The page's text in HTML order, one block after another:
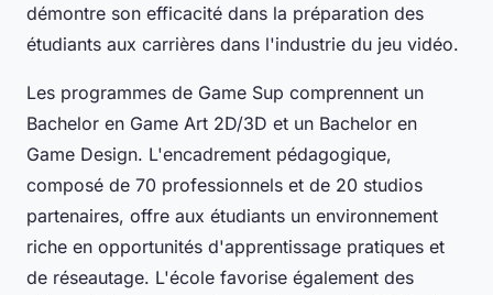
démontre son efficacité dans la préparation des
étudiants aux carrières dans l'industrie du jeu vidéo.
Les programmes de Game Sup comprennent un
Bachelor en Game Art 2D/3D et un Bachelor en
Game Design. L'encadrement pédagogique,
composé de 70 professionnels et de 20 studios
partenaires, offre aux étudiants un environnement
riche en opportunités d'apprentissage pratiques et
de réseautage. L'école favorise également des